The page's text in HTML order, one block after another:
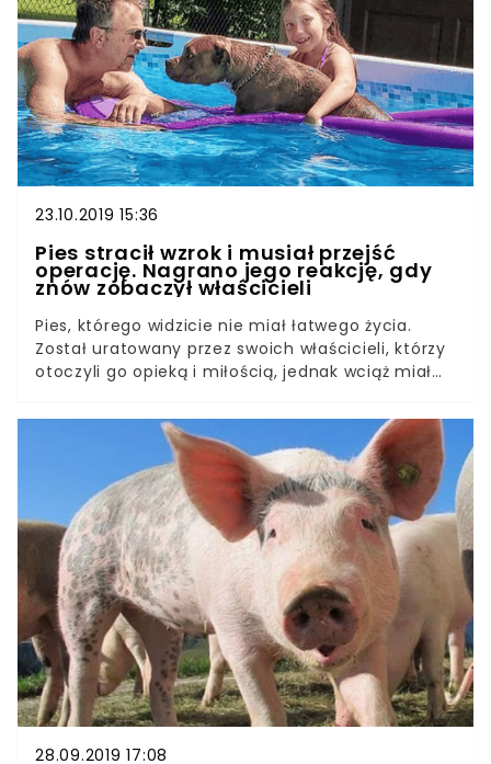
Pomimo tego, że kotka wiedzie szczęśliwe życie u
boku ukochanych właścicieli, jej wzrok rozrywa
serce na milion kawałków.
23.10.2019 15:36
Pies stracił wzrok i musiał przejść
operację. Nagrano jego reakcję, gdy
znów zobaczył właścicieli
Pies, którego widzicie nie miał łatwego życia.
Został uratowany przez swoich właścicieli, którzy
otoczyli go opieką i miłością, jednak wciąż miał
zwierzak stracił wzrok. Właściciele zadbali jednak,
by zwierzak mógł znów widzieć. Udało im się
zabrać go do weterynarza, który przywrócił mu
wzrok! Nie to jest jednak najlepsze. Tylko
spójrzcie, jak piesek cieszy się, że może znów
widzieć swoich ukochanych ludzi.
28.09.2019 17:08